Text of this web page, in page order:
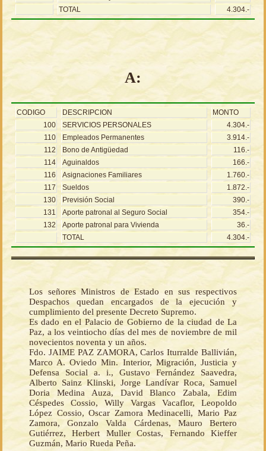
TOTAL
4.304.-
A:
CODIGO DESCRIPCION
MONTO
100
SERVICIOS PERSONALES
4.304.-
110
Empleados Permanentes
3.914.-
112
Bono de Antigüedad
116.-
114
Aguinaldos
166.-
116
Asignaciones Familiares
1.760.-
117
Sueldos
1.872.-
130
Previsión Social
390.-
131
Aporte patronal al Seguro Social
354.-
132
Aporte patronal para Vivienda
36.-
TOTAL
4.304.-
Los señores Ministros de Estado en sus respectivos
Despachos quedan encargados de la ejecución y
cumplimiento del presente Decreto Supremo.
Es dado en el Palacio de Gobierno de la ciudad de La
Paz, a los veintiocho días del mes de noviembre de mil
novecientos noventa y un años.
Fdo. JAIME PAZ ZAMORA, Carlos Iturralde Ballivián,
Marco A. Oviedo Min. Interior, Migración, Justicia y
Defensa Social a. i., Gustavo Fernández Saavedra,
Alberto Sainz Klinski, Jorge Landívar Roca, Samuel
Doria Medina Auza, David Blanco Zabala, Edim
Céspedes Cossio, Willy Vargas Vacaflor, Leopoldo
López Cossio, Oscar Zamora Medinacelli, Mario Paz
Zamora, Gonzalo Valda Cárdenas, Mauro Bertero
Gutiérrez, Herbert Muller Costas, Fernando Kieffer
Guzmán, Mario Rueda Peña.